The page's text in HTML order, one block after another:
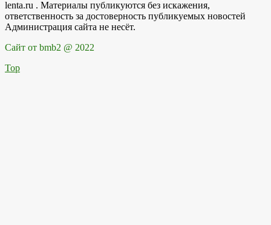
lenta.ru . Материалы публикуются без искажения,
ответственность за достоверность публикуемых новостей
Администрация сайта не несёт.
Сайт от bmb2 @ 2022
Top